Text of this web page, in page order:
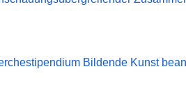
Bildende Kunst